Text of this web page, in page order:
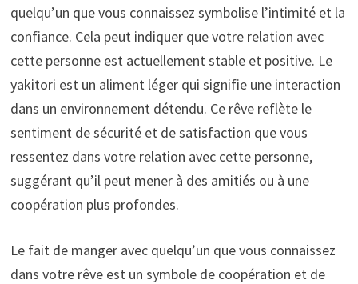
quelqu’un que vous connaissez symbolise l’intimité et la
confiance. Cela peut indiquer que votre relation avec
cette personne est actuellement stable et positive. Le
yakitori est un aliment léger qui signifie une interaction
dans un environnement détendu. Ce rêve reflète le
sentiment de sécurité et de satisfaction que vous
ressentez dans votre relation avec cette personne,
suggérant qu’il peut mener à des amitiés ou à une
coopération plus profondes.
Le fait de manger avec quelqu’un que vous connaissez
dans votre rêve est un symbole de coopération et de